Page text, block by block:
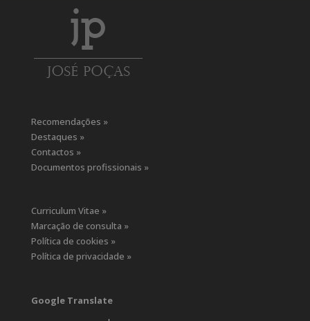
Recomendações »
Destaques »
Contactos »
Documentos profissionais »
Curriculum Vitae »
Marcação de consulta »
Política de cookies »
Política de privacidade »
Google Translate